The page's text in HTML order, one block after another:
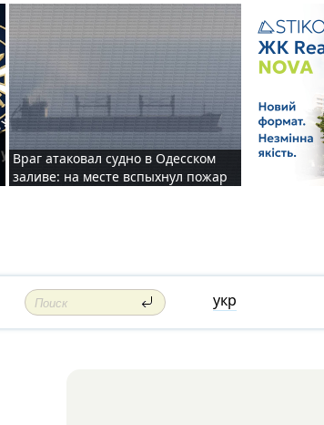
Враг атаковал судно в Одесском
заливе: на месте вспыхнул пожар
укр